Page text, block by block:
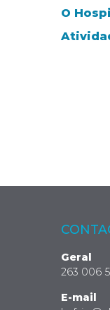
O
Geral
263 006
E-mail